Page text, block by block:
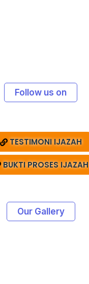
Follow us on
TESTIMONI IJAZAH
BUKTI PROSES IJAZAH
Our Gallery